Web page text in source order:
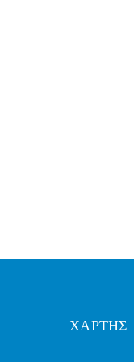
ΧΑΡΤΗΣ